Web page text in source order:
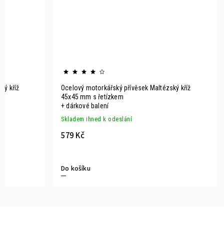
kříž
Ocelový motorkářský přívěsek Maltézský kříž
45x45 mm s řetízkem
+ dárkové balení
Skladem ihned k odeslání
579 Kč
Do košíku